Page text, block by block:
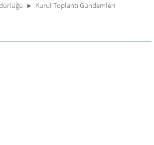
Kurul Toplantı Gündemleri